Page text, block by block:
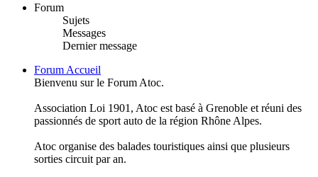
Forum
Sujets
Messages
Dernier message
Forum Accueil
Bienvenu sur le Forum Atoc.
Association Loi 1901, Atoc est basé à Grenoble et réuni des
passionnés de sport auto de la région Rhône Alpes.
Atoc organise des balades touristiques ainsi que plusieurs
sorties circuit par an.